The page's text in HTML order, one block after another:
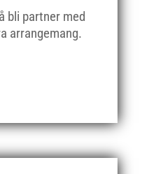
bli partner med
arrangemang.